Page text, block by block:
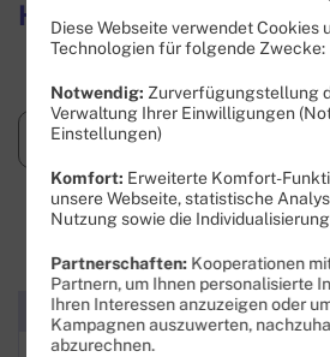
Hilfestellungen.
Suchen
Kategorien
Diese Webseite verwendet Cookies
Technologien für folgende Zwecke:
Notwendig: Zurverfügungstellung
Verwaltung Ihrer Einwilligungen
Einstellungen)
Komfort: Erweiterte Komfort-
unsere Webseite, statistische
Nutzung sowie die
Partnerschaften: Kooperationen
Partnern, um Ihnen personalisierte
Ihren Interessen anzuzeigen oder
Kampagnen auszuwerten,
abzurechnen.